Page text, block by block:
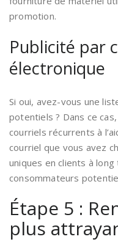
promotion.
Publicité par
électronique
Si oui, avez-vous une
potentiels ? Dans ce
courriels récurrents à
courriel que vous avez
uniques en clients à
consommateurs
Étape 5 :
plus